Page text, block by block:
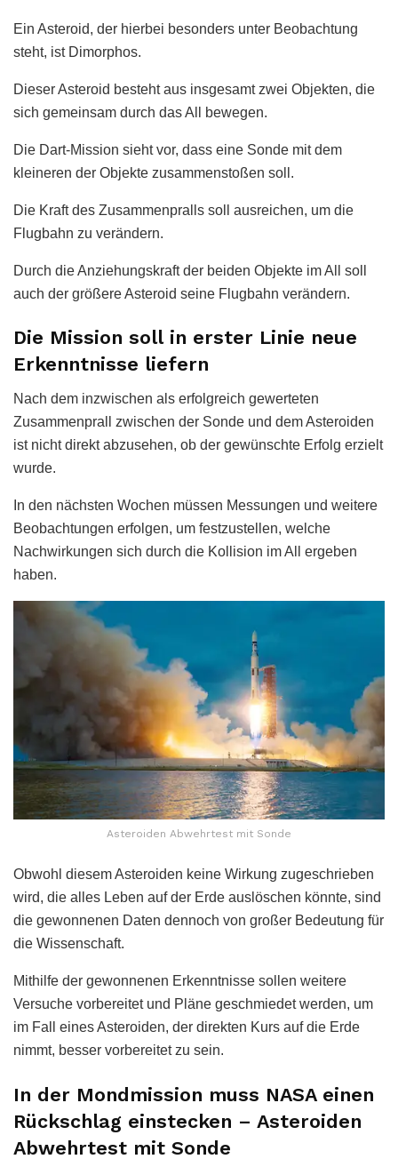
Ein Asteroid, der hierbei besonders unter Beobachtung
steht, ist Dimorphos.
Dieser Asteroid besteht aus insgesamt zwei Objekten, die
sich gemeinsam durch das All bewegen.
Die Dart-Mission sieht vor, dass eine Sonde mit dem
kleineren der Objekte zusammenstoßen soll.
Die Kraft des Zusammenpralls soll ausreichen, um die
Flugbahn zu verändern.
Durch die Anziehungskraft der beiden Objekte im All soll
auch der größere Asteroid seine Flugbahn verändern.
Die Mission soll in erster Linie neue
Erkenntnisse liefern
Nach dem inzwischen als erfolgreich gewerteten
Zusammenprall zwischen der Sonde und dem Asteroiden
ist nicht direkt abzusehen, ob der gewünschte Erfolg erzielt
wurde.
In den nächsten Wochen müssen Messungen und weitere
Beobachtungen erfolgen, um festzustellen, welche
Nachwirkungen sich durch die Kollision im All ergeben
haben.
Asteroiden Abwehrtest mit Sonde
Obwohl diesem Asteroiden keine Wirkung zugeschrieben
wird, die alles Leben auf der Erde auslöschen könnte, sind
die gewonnenen Daten dennoch von großer Bedeutung für
die Wissenschaft.
Mithilfe der gewonnenen Erkenntnisse sollen weitere
Versuche vorbereitet und Pläne geschmiedet werden, um
im Fall eines Asteroiden, der direkten Kurs auf die Erde
nimmt, besser vorbereitet zu sein.
In der Mondmission muss NASA einen
Rückschlag einstecken – Asteroiden
Abwehrtest mit Sonde